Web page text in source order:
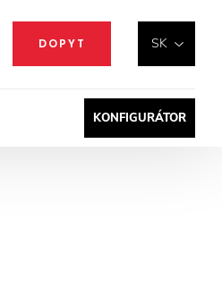
SK
DOPYT
Hľadať
KONFIGURÁTOR